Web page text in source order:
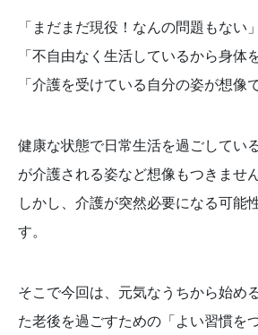
「まだまだ現役！なんの問題もない」
「不自由なく生活しているから身体
「介護を受けている自分の姿が想像
健康な状態で日常生活を過ごしてい
が介護される姿など想像もつきません
しかし、介護が突然必要になる可能
す。
そこで今回は、元気なうちから始め
た老後を過ごすための「よい習慣を